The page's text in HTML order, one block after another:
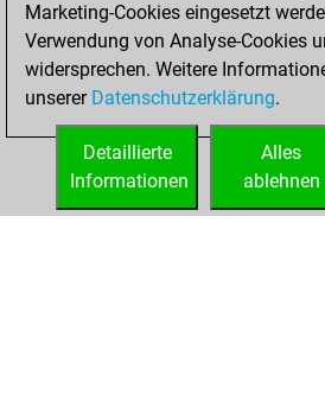
Sonntag,
16, 2022
You created
your Fritz account
Marketing-Cookies eingesetzt
Verwendung von Analyse-Cookies
widersprechen. Weitere
unserer Datenschutzerklärung.
Alles
ablehnen
Detaillierte
Informationen